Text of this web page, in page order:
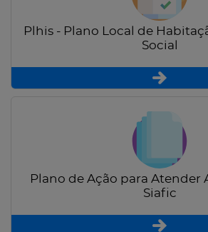
Plhis - Plano Local de
Social
Plano de Ação para Atender
Siafic